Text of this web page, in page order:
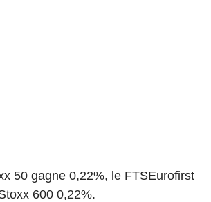
50 gagne 0,22%, le FTSEurofirst
600 0,22%.